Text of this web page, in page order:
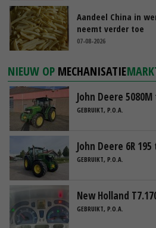
Aandeel China in
neemt verder toe
07-08-2026
NIEUW OP MECHANISATIE
John Deere
GEBRUIKT, P.O.A.
John Deere 6R
GEBRUIKT, P.O.A.
New Holland
GEBRUIKT, P.O.A.